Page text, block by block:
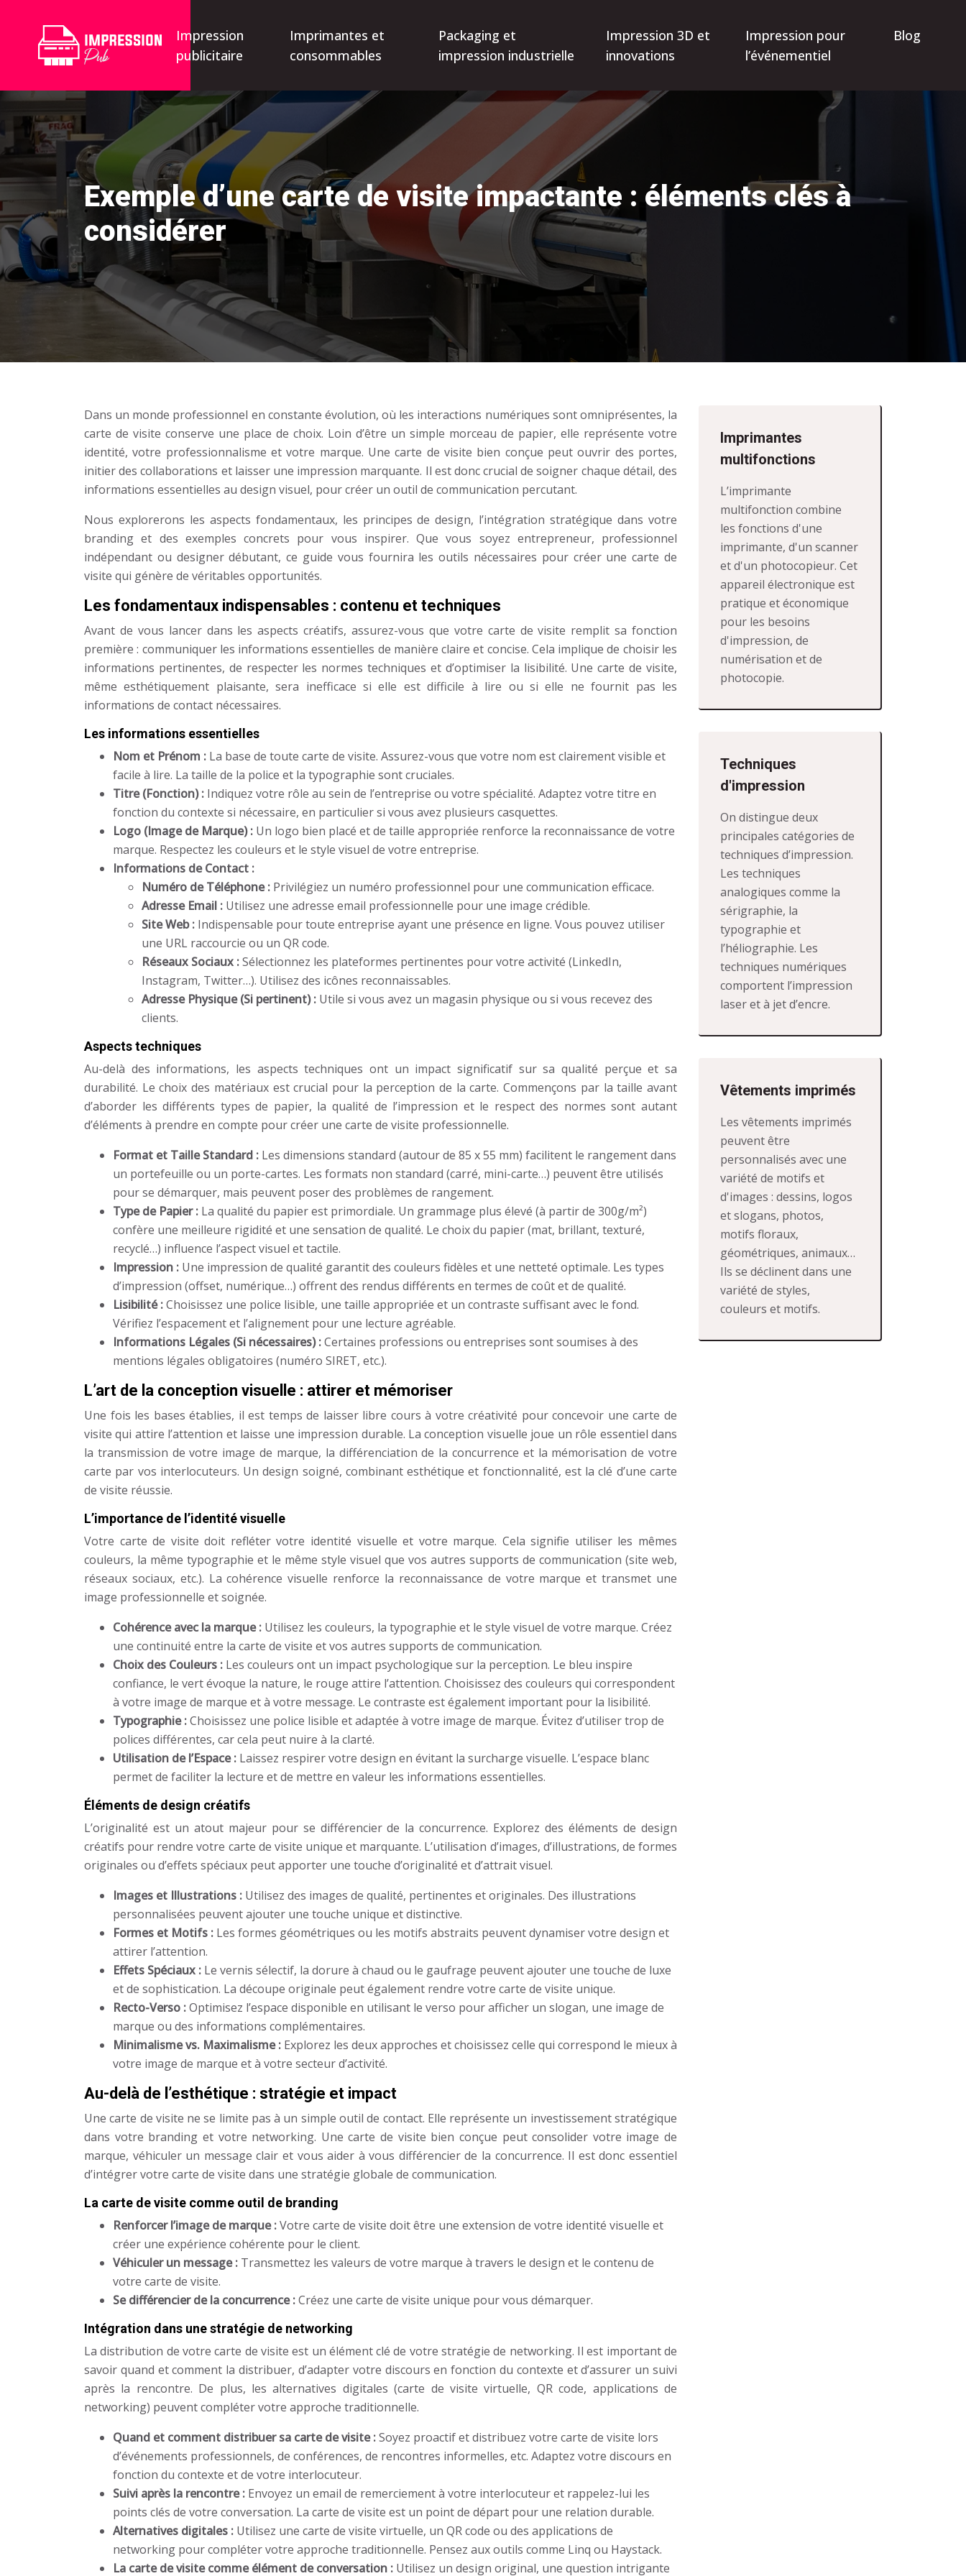
Impression
publicitaire
Imprimantes et
consommables
Packaging et
impression industrielle
Impression 3D et
innovations
Impression pour
l’événementiel
Blog
Exemple d’une carte de visite impactante : éléments clés à
considérer
Dans un monde professionnel en constante évolution, où les interactions numériques sont omniprésentes, la
carte de visite conserve une place de choix. Loin d’être un simple morceau de papier, elle représente votre
identité, votre professionnalisme et votre marque. Une carte de visite bien conçue peut ouvrir des portes,
initier des collaborations et laisser une impression marquante. Il est donc crucial de soigner chaque détail, des
informations essentielles au design visuel, pour créer un outil de communication percutant.
Nous explorerons les aspects fondamentaux, les principes de design, l’intégration stratégique dans votre
branding et des exemples concrets pour vous inspirer. Que vous soyez entrepreneur, professionnel
indépendant ou designer débutant, ce guide vous fournira les outils nécessaires pour créer une carte de
visite qui génère de véritables opportunités.
Les fondamentaux indispensables : contenu et techniques
Avant de vous lancer dans les aspects créatifs, assurez-vous que votre carte de visite remplit sa fonction
première : communiquer les informations essentielles de manière claire et concise. Cela implique de choisir les
informations pertinentes, de respecter les normes techniques et d’optimiser la lisibilité. Une carte de visite,
même esthétiquement plaisante, sera inefficace si elle est difficile à lire ou si elle ne fournit pas les
informations de contact nécessaires.
Les informations essentielles
Nom et Prénom : La base de toute carte de visite. Assurez-vous que votre nom est clairement visible et
facile à lire. La taille de la police et la typographie sont cruciales.
Titre (Fonction) : Indiquez votre rôle au sein de l’entreprise ou votre spécialité. Adaptez votre titre en
fonction du contexte si nécessaire, en particulier si vous avez plusieurs casquettes.
Logo (Image de Marque) : Un logo bien placé et de taille appropriée renforce la reconnaissance de votre
marque. Respectez les couleurs et le style visuel de votre entreprise.
Informations de Contact :
Numéro de Téléphone : Privilégiez un numéro professionnel pour une communication efficace.
Adresse Email : Utilisez une adresse email professionnelle pour une image crédible.
Site Web : Indispensable pour toute entreprise ayant une présence en ligne. Vous pouvez utiliser
une URL raccourcie ou un QR code.
Réseaux Sociaux :Sélectionnez les plateformes pertinentes pour votre activité (LinkedIn,
Instagram, Twitter…). Utilisez des icônes reconnaissables.
Adresse Physique (Si pertinent) : Utile si vous avez un magasin physique ou si vous recevez des
clients.
Aspects techniques
Au-delà des informations, les aspects techniques ont un impact significatif sur sa qualité perçue et sa
durabilité. Le choix des matériaux est crucial pour la perception de la carte. Commençons par la taille avant
d’aborder les différents types de papier, la qualité de l’impression et le respect des normes sont autant
d’éléments à prendre en compte pour créer une carte de visite professionnelle.
Format et Taille Standard : Les dimensions standard (autour de 85 x 55 mm) facilitent le rangement dans
un portefeuille ou un porte-cartes. Les formats non standard (carré, mini-carte…) peuvent être utilisés
pour se démarquer, mais peuvent poser des problèmes de rangement.
Type de Papier : La qualité du papier est primordiale. Un grammage plus élevé (à partir de 300g/m²)
confère une meilleure rigidité et une sensation de qualité. Le choix du papier (mat, brillant, texturé,
recyclé…) influence l’aspect visuel et tactile.
Impression : Une impression de qualité garantit des couleurs fidèles et une netteté optimale. Les types
d’impression (offset, numérique…) offrent des rendus différents en termes de coût et de qualité.
Lisibilité :Choisissez une police lisible, une taille appropriée et un contraste suffisant avec le fond.
Vérifiez l’espacement et l’alignement pour une lecture agréable.
Informations Légales (Si nécessaires) :Certaines professions ou entreprises sont soumises à des
mentions légales obligatoires (numéro SIRET, etc.).
L’art de la conception visuelle : attirer et mémoriser
Une fois les bases établies, il est temps de laisser libre cours à votre créativité pour concevoir une carte de
visite qui attire l’attention et laisse une impression durable. La conception visuelle joue un rôle essentiel dans
la transmission de votre image de marque, la différenciation de la concurrence et la mémorisation de votre
carte par vos interlocuteurs. Un design soigné, combinant esthétique et fonctionnalité, est la clé d’une carte
de visite réussie.
L’importance de l’identité visuelle
Votre carte de visite doit refléter votre identité visuelle et votre marque. Cela signifie utiliser les mêmes
couleurs, la même typographie et le même style visuel que vos autres supports de communication (site web,
réseaux sociaux, etc.). La cohérence visuelle renforce la reconnaissance de votre marque et transmet une
image professionnelle et soignée.
Cohérence avec la marque : Utilisez les couleurs, la typographie et le style visuel de votre marque. Créez
une continuité entre la carte de visite et vos autres supports de communication.
Choix des Couleurs : Les couleurs ont un impact psychologique sur la perception. Le bleu inspire
confiance, le vert évoque la nature, le rouge attire l’attention. Choisissez des couleurs qui correspondent
à votre image de marque et à votre message. Le contraste est également important pour la lisibilité.
Typographie :Choisissez une police lisible et adaptée à votre image de marque. Évitez d’utiliser trop de
polices différentes, car cela peut nuire à la clarté.
Utilisation de l’Espace : Laissez respirer votre design en évitant la surcharge visuelle. L’espace blanc
permet de faciliter la lecture et de mettre en valeur les informations essentielles.
Éléments de design créatifs
L’originalité est un atout majeur pour se différencier de la concurrence. Explorez des éléments de design
créatifs pour rendre votre carte de visite unique et marquante. L’utilisation d’images, d’illustrations, de formes
originales ou d’effets spéciaux peut apporter une touche d’originalité et d’attrait visuel.
Images et Illustrations : Utilisez des images de qualité, pertinentes et originales. Des illustrations
personnalisées peuvent ajouter une touche unique et distinctive.
Formes et Motifs : Les formes géométriques ou les motifs abstraits peuvent dynamiser votre design et
attirer l’attention.
Effets Spéciaux : Le vernis sélectif, la dorure à chaud ou le gaufrage peuvent ajouter une touche de luxe
et de sophistication. La découpe originale peut également rendre votre carte de visite unique.
Recto-Verso :Optimisez l’espace disponible en utilisant le verso pour afficher un slogan, une image de
marque ou des informations complémentaires.
Minimalisme vs. Maximalisme : Explorez les deux approches et choisissez celle qui correspond le mieux à
votre image de marque et à votre secteur d’activité.
Au-delà de l’esthétique : stratégie et impact
Une carte de visite ne se limite pas à un simple outil de contact. Elle représente un investissement stratégique
dans votre branding et votre networking. Une carte de visite bien conçue peut consolider votre image de
marque, véhiculer un message clair et vous aider à vous différencier de la concurrence. Il est donc essentiel
d’intégrer votre carte de visite dans une stratégie globale de communication.
La carte de visite comme outil de branding
Renforcer l’image de marque :Votre carte de visite doit être une extension de votre identité visuelle et
créer une expérience cohérente pour le client.
Véhiculer un message : Transmettez les valeurs de votre marque à travers le design et le contenu de
votre carte de visite.
Se différencier de la concurrence :Créez une carte de visite unique pour vous démarquer.
Intégration dans une stratégie de networking
La distribution de votre carte de visite est un élément clé de votre stratégie de networking. Il est important de
savoir quand et comment la distribuer, d’adapter votre discours en fonction du contexte et d’assurer un suivi
après la rencontre. De plus, les alternatives digitales (carte de visite virtuelle, QR code, applications de
networking) peuvent compléter votre approche traditionnelle.
Quand et comment distribuer sa carte de visite :Soyez proactif et distribuez votre carte de visite lors
d’événements professionnels, de conférences, de rencontres informelles, etc. Adaptez votre discours en
fonction du contexte et de votre interlocuteur.
Suivi après la rencontre : Envoyez un email de remerciement à votre interlocuteur et rappelez-lui les
points clés de votre conversation. La carte de visite est un point de départ pour une relation durable.
Alternatives digitales : Utilisez une carte de visite virtuelle, un QR code ou des applications de
networking pour compléter votre approche traditionnelle. Pensez aux outils comme Linq ou Haystack.
La carte de visite comme élément de conversation : Utilisez un design original, une question intrigante
Imprimantes
multifonctions
L’imprimante
multifonction combine
les fonctions d'une
imprimante, d'un scanner
et d'un photocopieur. Cet
appareil électronique est
pratique et économique
pour les besoins
d'impression, de
numérisation et de
photocopie.
Techniques
d'impression
On distingue deux
principales catégories de
techniques d’impression.
Les techniques
analogiques comme la
sérigraphie, la
typographie et
l’héliographie. Les
techniques numériques
comportent l’impression
laser et à jet d’encre.
Vêtements imprimés
Les vêtements imprimés
peuvent être
personnalisés avec une
variété de motifs et
d'images : dessins, logos
et slogans, photos,
motifs floraux,
géométriques, animaux…
Ils se déclinent dans une
variété de styles,
couleurs et motifs.